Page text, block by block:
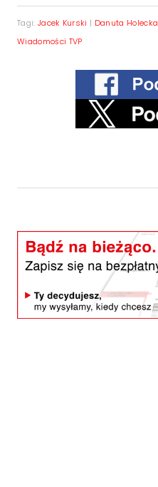
Tagi: Jacek Kurski | Danuta Holecka
Wiadomości TVP